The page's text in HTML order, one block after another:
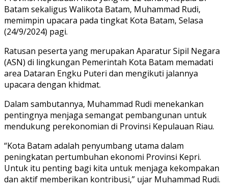
Batam sekaligus Walikota Batam, Muhammad Rudi,
memimpin upacara pada tingkat Kota Batam, Selasa
(24/9/2024) pagi.
Ratusan peserta yang merupakan Aparatur Sipil Negara
(ASN) di lingkungan Pemerintah Kota Batam memadati
area Dataran Engku Puteri dan mengikuti jalannya
upacara dengan khidmat.
Dalam sambutannya, Muhammad Rudi menekankan
pentingnya menjaga semangat pembangunan untuk
mendukung perekonomian di Provinsi Kepulauan Riau.
“Kota Batam adalah penyumbang utama dalam
peningkatan pertumbuhan ekonomi Provinsi Kepri.
Untuk itu penting bagi kita untuk menjaga kekompakan
dan aktif memberikan kontribusi,” ujar Muhammad Rudi.